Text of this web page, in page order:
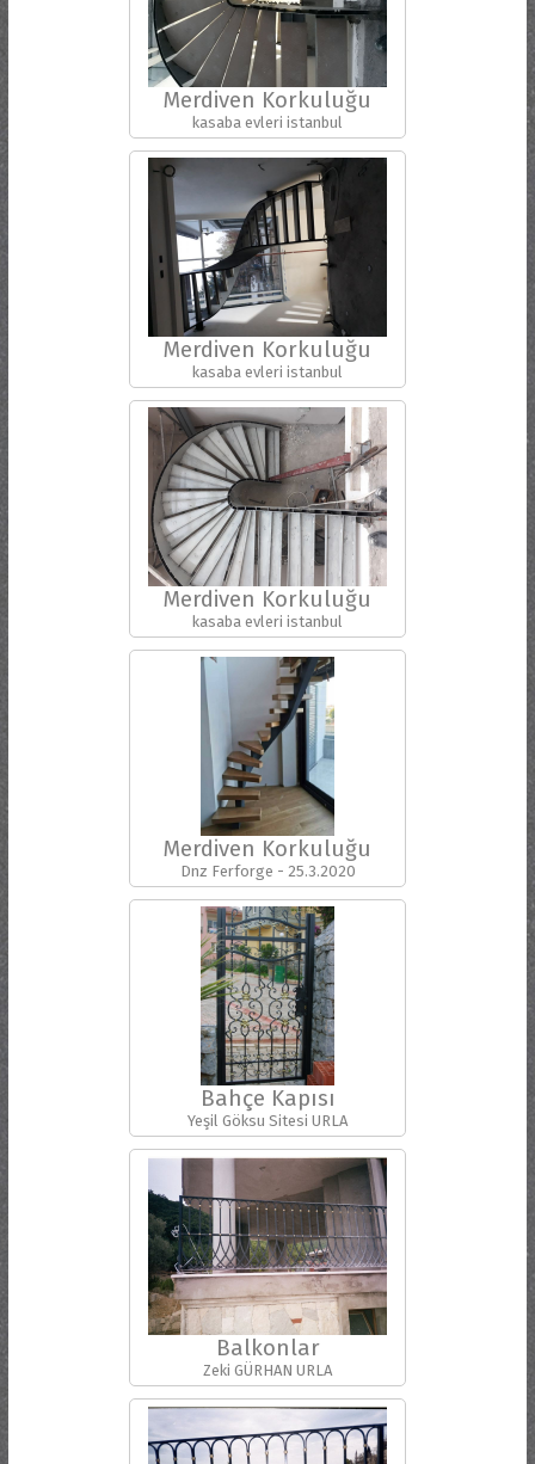
Merdiven Korkuluğu
kasaba evleri istanbul
Merdiven Korkuluğu
kasaba evleri istanbul
Merdiven Korkuluğu
kasaba evleri istanbul
Merdiven Korkuluğu
Dnz Ferforge - 25.3.2020
Bahçe Kapısı
Yeşil Göksu Sitesi URLA
Balkonlar
Zeki GÜRHAN URLA